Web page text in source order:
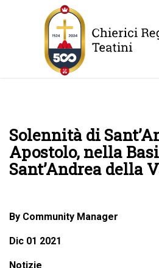
Solennità di
Apostolo, nella
Sant’Andrea della
By Community Manager
Dic 01 2021
Notizie